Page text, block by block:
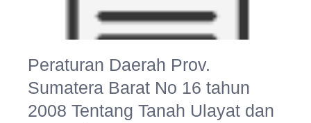
Peraturan Daerah Prov.
Sumatera Barat No 16 tahun
2008 Tentang Tanah Ulayat dan